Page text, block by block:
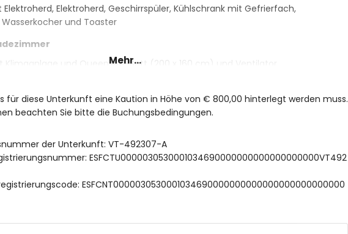
Elektroherd, Geschirrspüler, Kühlschrank mit Gefrierfach,
und Toaster
Klimaanlage und Queensize-Bett (200 x 160 cm) und Ventilator
mit Kies und Bäumen
von 1000 Metern von der Wohnung
Alicante/Elche (innerhalb von 100 Kilometern von der Wohnung)
Mehr...
für diese Unterkunft eine Kaution in Höhe von € 800,00 hinterlegt werden muss.
beachten Sie bitte die Buchungsbedingungen.
der Unterkunft: VT-492307-A
ESFCTU0000030530001034690000000000000000000VT492
ESFCNT0000030530001034690000000000000000000000000